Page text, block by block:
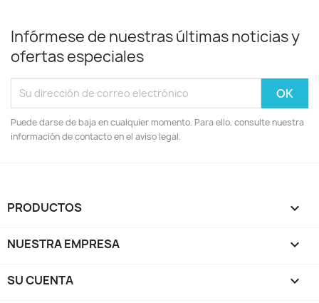
Infórmese de nuestras últimas noticias y
ofertas especiales
Puede darse de baja en cualquier momento. Para ello, consulte nuestra
información de contacto en el aviso legal.
PRODUCTOS 
NUESTRA EMPRESA 
SU CUENTA 